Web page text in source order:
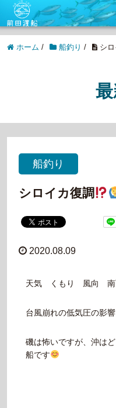
ホーム / 船釣り / シ
船釣り
シロイカ復調
2020.08.09
天気 くもり 風向
台風崩れの低気圧の影
磯は怖いですが、沖は
船です